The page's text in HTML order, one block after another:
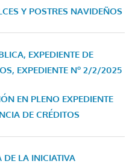
Y POSTRES NAVIDEÑOS
EXPEDIENTE DE
EXPEDIENTE Nº 2/2/2025
EN PLENO EXPEDIENTE
DE CRÉDITOS
DE LA INICIATIVA